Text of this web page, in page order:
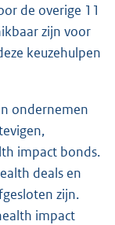
de overige 11
zijn voor
keuzehulpen
ondernemen
impact bonds.
deals en
zijn.
impact